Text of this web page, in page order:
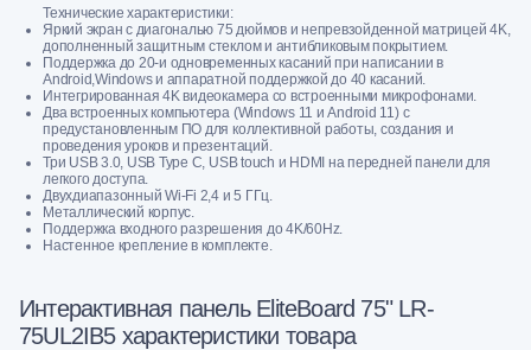
Технические характеристики:
Яркий экран с диагональю 75 дюймов и непревзойденной матрицей 4K,
дополненный защитным стеклом и антибликовым покрытием.
Поддержка до 20-и одновременных касаний при написании в
Android,Windows и аппаратной поддержкой до 40 касаний.
Интегрированная 4K видеокамера cо встроенными микрофонами.
Два встроенных компьютера (Windows 11 и Android 11) с
предустановленным ПО для коллективной работы, создания и
проведения уроков и презентаций.
Три USB 3.0, USB Type C, USB touch и HDMI на передней панели для
легкого доступа.
Двухдиапазонный Wi-Fi 2,4 и 5 ГГц.
Металлический корпус.
Поддержка входного разрешения до 4K/60Hz.
Настенное крепление в комплекте.
Интерактивная панель EliteBoard 75" LR-
75UL2IB5 характеристики товара